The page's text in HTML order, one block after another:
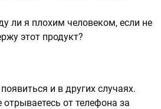
и в других случаях.
от телефона за